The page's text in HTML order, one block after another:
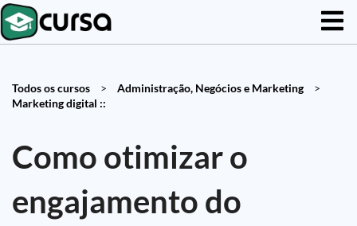
Todos os cursos > Administração, Negócios e Marketing
>
Marketing digital ::
Como otimizar o
engajamento do